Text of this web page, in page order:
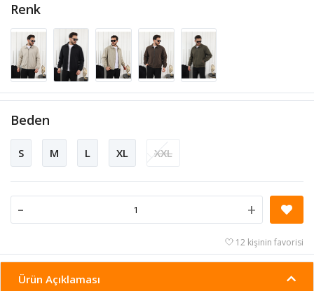
Renk
Beden
S M L XL XXL
- +
12 kişinin favorisi
Ürün Açıklaması